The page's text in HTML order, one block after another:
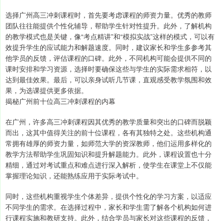
选择广州高三冲刺课程时，首先要考虑课程的师资力量。优秀的教师
团队往往能提供个性化辅导，帮助学生针对性提升。此外，了解机构
的教学模式也是关键，像“考点精讲”和“模拟实战”这样的模式，可以有
效提升学生的应试能力和解题速度。同时，建议家长和学生多参考其
他学员的反馈，评估课程的口碑。此外，不同机构可能会提供不同的
课时安排和学习资源，选择时要确保这些与学生的实际需求相符，以
达到最佳效果。最后，可以亲身试听几节课，直观感受教学氛围和效
果，为选课提供更多依据。
揭秘广州前十位高三冲刺课程的内幕
在广州，许多高三冲刺课程因其优秀的教学质量和突出的口碑而脱颖
而出，这其中值得关注的前十位课程，各有其独特之处。这些机构通
常拥有雄厚的师资力量，如师范大学的资深教师，他们运用多样化的
教学方法帮助学生巩固知识和提升解题能力。此外，课程设置也十分
精细，通过对考试重点和难点进行深入解析，使学生在课堂上不仅能
掌握理论知识，还能熟练应用于实际考试中。
同时，这些机构重视学生个体差异，提供个性化的学习方案，以适应
不同学生的需求。在选择过程中，家长和学生需了解各个机构如何进
行课程实施和教研支持。此外，结合学员与家长对这些课程的反馈，